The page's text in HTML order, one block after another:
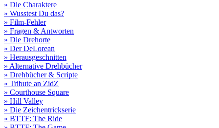
» Die Charaktere
» Wusstest Du das?
» Film-Fehler
» Fragen & Antworten
» Die Drehorte
» Der DeLorean
» Herausgeschnitten
» Alternative Drehbücher
» Drehbücher & Scripte
» Tribute an ZidZ
» Courthouse Square
» Hill Valley
» Die Zeichentrickserie
» BTTF: The Ride